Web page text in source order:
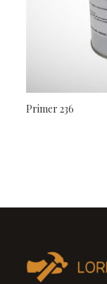
Primer 236